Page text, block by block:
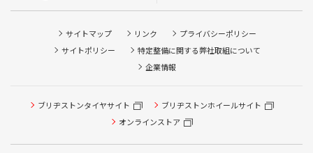
サイトマップ リンク
プライバシーポリシー
サイトポリシー
特定整備に関する弊社取組について
企業情報
ブリヂストンタイヤサイト
ブリヂストンホイールサイト
オンラインストア